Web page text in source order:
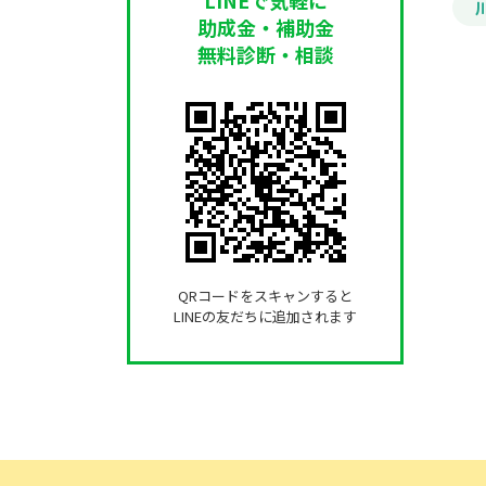
助成金・補助金
無料診断・相談
QRコードをスキャンすると
LINEの友だちに追加されます